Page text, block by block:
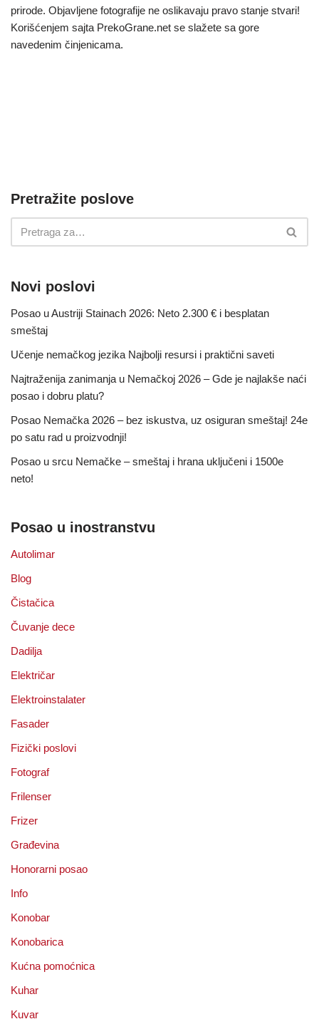
prirode. Objavljene fotografije ne oslikavaju pravo stanje stvari!
Korišćenjem sajta PrekoGrane.net se slažete sa gore
navedenim činjenicama.
Pretražite poslove
Novi poslovi
Posao u Austriji Stainach 2026: Neto 2.300 € i besplatan
smeštaj
Učenje nemačkog jezika Najbolji resursi i praktični saveti
Najtraženija zanimanja u Nemačkoj 2026 – Gde je najlakše naći
posao i dobru platu?
Posao Nemačka 2026 – bez iskustva, uz osiguran smeštaj! 24e
po satu rad u proizvodnji!
Posao u srcu Nemačke – smeštaj i hrana uključeni i 1500e
neto!
Posao u inostranstvu
Autolimar
Blog
Čistačica
Čuvanje dece
Dadilja
Električar
Elektroinstalater
Fasader
Fizički poslovi
Fotograf
Frilenser
Frizer
Građevina
Honorarni posao
Info
Konobar
Konobarica
Kućna pomoćnica
Kuhar
Kuvar